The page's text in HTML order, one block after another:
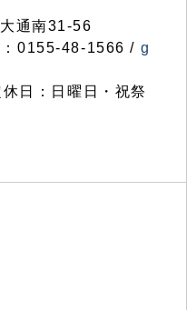
通南31-56
0155-48-1566 / g
日：日曜日・祝祭